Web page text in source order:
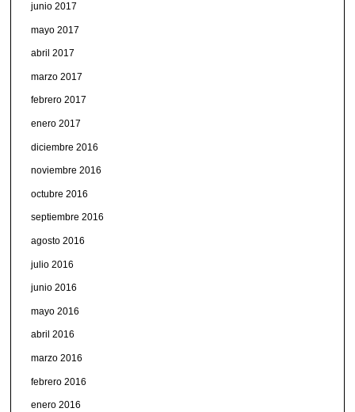
junio 2017
mayo 2017
abril 2017
marzo 2017
febrero 2017
enero 2017
diciembre 2016
noviembre 2016
octubre 2016
septiembre 2016
agosto 2016
julio 2016
junio 2016
mayo 2016
abril 2016
marzo 2016
febrero 2016
enero 2016